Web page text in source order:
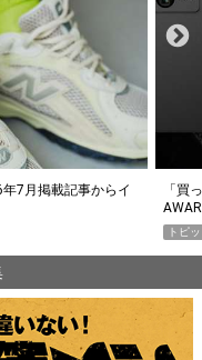
2026上半期
薄着
PR